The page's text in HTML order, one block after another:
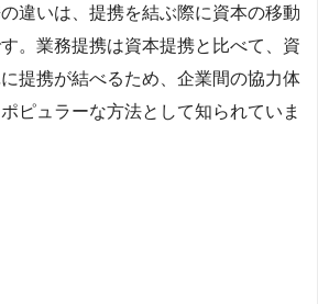
違いは、提携を結ぶ際に資本の移動
。業務提携は資本提携と比べて、資
提携が結べるため、企業間の協力体
ピュラーな方法として知られていま